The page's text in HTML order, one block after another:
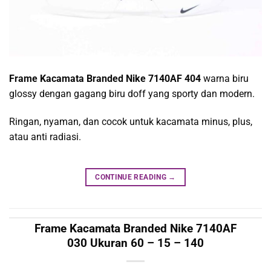
Frame Kacamata Branded Nike 7140AF 404 warna biru
glossy dengan gagang biru doff yang sporty dan modern.
Ringan, nyaman, dan cocok untuk kacamata minus, plus,
atau anti radiasi.
CONTINUE READING →
Frame Kacamata Branded Nike 7140AF
030 Ukuran 60 – 15 – 140